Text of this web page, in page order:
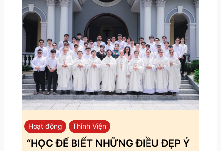
Hoạt động Thỉnh Viện
“HỌC ĐỂ BIẾT NHỮNG ĐIỀU ĐẸP Ý